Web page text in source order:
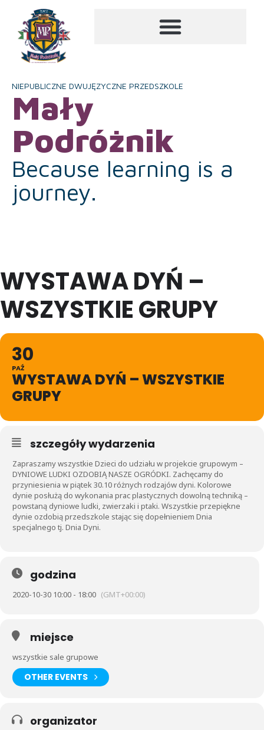
NIEPUBLICZNE DWUJĘZYCZNE PRZEDSZKOLE
Mały
Podróżnik
Because learning is a
journey.
WYSTAWA DYŃ –
WSZYSTKIE GRUPY
30
PAŹ
WYSTAWA DYŃ – WSZYSTKIE
GRUPY
szczegóły wydarzenia
Zapraszamy wszystkie Dzieci do udziału w projekcie grupowym –
DYNIOWE LUDKI OZDOBIĄ NASZE OGRÓDKI. Zachęcamy do
przyniesienia w piątek 30.10 różnych rodzajów dyni. Kolorowe
dynie posłużą do wykonania prac plastycznych dowolną techniką –
powstaną dyniowe ludki, zwierzaki i ptaki. Wszystkie przepiękne
dynie ozdobią przedszkole stając się dopełnieniem Dnia
specjalnego tj. Dnia Dyni.
godzina
2020-10-30 10:00 - 18:00 (GMT+00:00)
miejsce
wszystkie sale grupowe
OTHER EVENTS
organizator